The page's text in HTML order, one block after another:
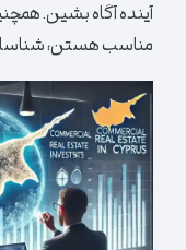
آینده آگاه بشین.
مناسب هستن،